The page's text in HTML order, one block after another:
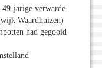
49-jarige verwarde
Waardhuizen)
had gegooid